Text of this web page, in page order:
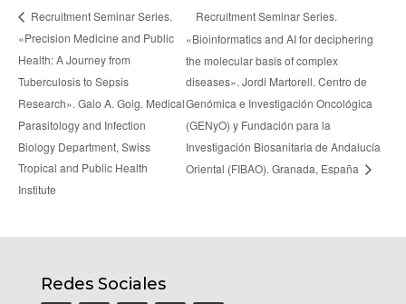
Recruitment Seminar Series.
«Precision Medicine and Public
Health: A Journey from
Tuberculosis to Sepsis
Research». Galo A. Goig. Medical
Parasitology and Infection
Biology Department, Swiss
Tropical and Public Health
Institute
Recruitment Seminar Series.
«Bioinformatics and AI for deciphering
the molecular basis of complex
diseases». Jordi Martorell. Centro de
Genómica e Investigación Oncológica
(GENyO) y Fundación para la
Investigación Biosanitaria de Andalucía
Oriental (FIBAO). Granada, España
Redes Sociales